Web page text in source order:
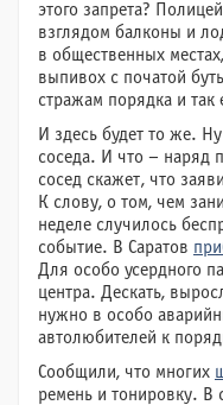
этого запрета?
взглядом балконы и
в общественных
выпивох с початой
стражам порядка и так
И здесь будет то же.
соседа. И что – наряд
сосед скажет, что
К слову, о том, чем
неделе случилось
событие. В Саратов
Для особо усердного
центра. Дескать,
нужно в особо
автолюбителей к
Сообщили, что многих
ремень и тонировку. В